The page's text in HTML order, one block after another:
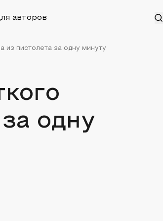
авторов
из пистолета за одну минуту
одну